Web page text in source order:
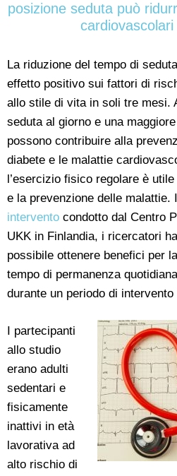
posizione seduta può
La riduzione del tempo di
effetto positivo sui fattori di
allo stile di vita in soli tre mesi.
seduta al giorno e una
possono contribuire alla
diabete e le malattie
l’esercizio fisico regolare è
e la prevenzione delle malattie.
intervento condotto dal Centro
UKK in Finlandia, i ricercatori
possibile ottenere benefici per
tempo di permanenza
durante un periodo di
I partecipanti
allo studio
erano adulti
sedentari e
fisicamente
inattivi in età
lavorativa ad
alto rischio di